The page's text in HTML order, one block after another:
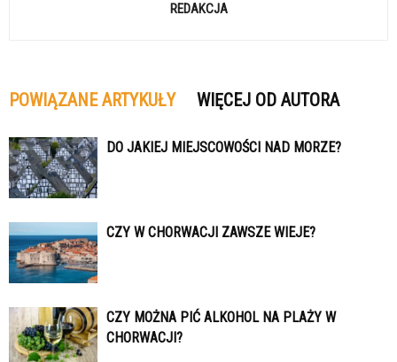
REDAKCJA
POWIĄZANE ARTYKUŁY WIĘCEJ OD AUTORA
DO JAKIEJ MIEJSCOWOŚCI NAD MORZE?
CZY W CHORWACJI ZAWSZE WIEJE?
CZY MOŻNA PIĆ ALKOHOL NA PLAŻY W
CHORWACJI?